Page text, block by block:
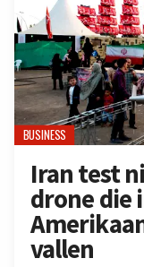
BUSINESS
Iran test
drone die
vallen